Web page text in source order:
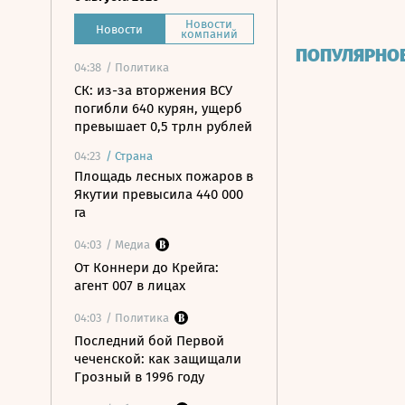
Новости Новости
компаний
04:38 / Политика
СК: из-за вторжения ВСУ
погибли 640 курян, ущерб
превышает 0,5 трлн рублей
04:23 / Страна
Площадь лесных пожаров в
Якутии превысила 440 000
га
04:03 / Медиа
От Коннери до Крейга:
агент 007 в лицах
04:03 / Политика
Последний бой Первой
чеченской: как защищали
Грозный в 1996 году